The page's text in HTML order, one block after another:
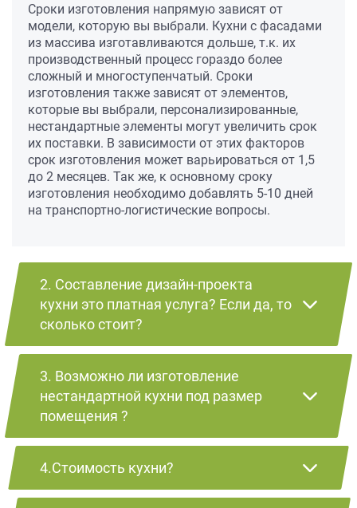
Сроки изготовления напрямую зависят от
модели, которую вы выбрали. Кухни с фасадами
из массива изготавливаются дольше, т.к. их
производственный процесс гораздо более
сложный и многоступенчатый. Сроки
изготовления также зависят от элементов,
которые вы выбрали, персонализированные,
нестандартные элементы могут увеличить срок
их поставки. В зависимости от этих факторов
срок изготовления может варьироваться от 1,5
до 2 месяцев. Так же, к основному сроку
изготовления необходимо добавлять 5-10 дней
на транспортно-логистические вопросы.
2. Составление дизайн-проекта
кухни это платная услуга? Если да, то
сколько стоит?
3. Возможно ли изготовление
нестандартной кухни под размер
помещения ?
4.Стоимость кухни?